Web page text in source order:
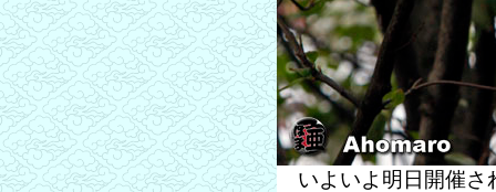
いよいよ明日開催